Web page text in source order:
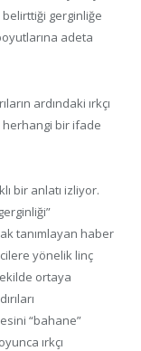
gerginliğe
adeta
ardındaki ırkçı
bir ifade
bir anlatı izliyor.
tanımlayan haber
yönelik linç
ortaya
“bahane”
ırkçı